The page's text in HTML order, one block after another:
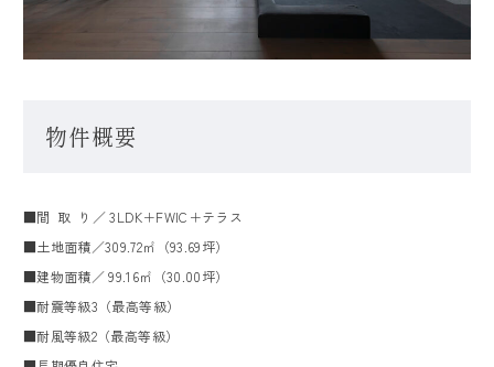
物件概要
■間 取 り／ 3LDK＋FWIC＋テラス
■土地面積／309.72㎡（93.69坪）
■建物面積／ 99.16㎡（30.00坪）
■耐震等級3（最高等級）
■耐風等級2（最高等級）